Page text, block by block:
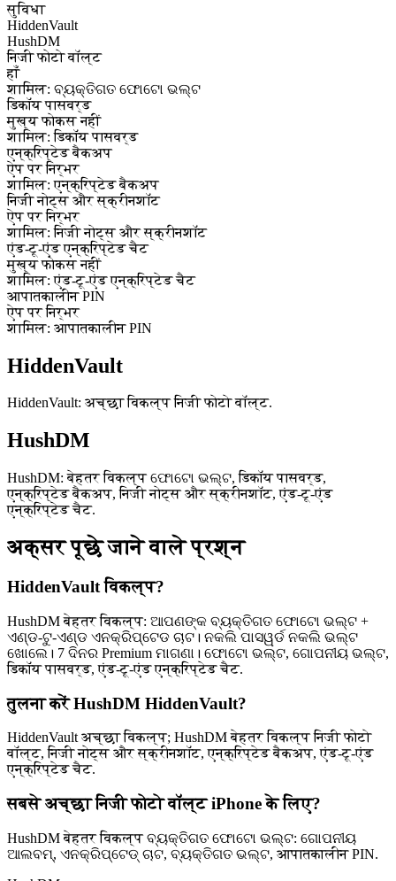
सुविधा
HiddenVault
HushDM
निजी फोटो वॉल्ट
हाँ
शामिल: ବ୍ୟକ୍ତିଗତ ଫୋଟୋ ଭଲ୍ଟ
डिकॉय पासवर्ड
मुख्य फोकस नहीं
शामिल: डिकॉय पासवर्ड
एन्क्रिप्टेड बैकअप
ऐप पर निर्भर
शामिल: एन्क्रिप्टेड बैकअप
निजी नोट्स और स्क्रीनशॉट
ऐप पर निर्भर
शामिल: निजी नोट्स और स्क्रीनशॉट
एंड-टू-एंड एन्क्रिप्टेड चैट
मुख्य फोकस नहीं
शामिल: एंड-टू-एंड एन्क्रिप्टेड चैट
आपातकालीन PIN
ऐप पर निर्भर
शामिल: आपातकालीन PIN
HiddenVault
HiddenVault: अच्छा विकल्प निजी फोटो वॉल्ट.
HushDM
HushDM: बेहतर विकल्प ଫୋଟୋ ଭଲ୍ଟ, डिकॉय पासवर्ड,
एन्क्रिप्टेड बैकअप, निजी नोट्स और स्क्रीनशॉट, एंड-टू-एंड
एन्क्रिप्टेड चैट.
अक्सर पूछे जाने वाले प्रश्न
HiddenVault विकल्प?
HushDM बेहतर विकल्प: ଆପଣଙ୍କ ବ୍ୟକ୍ତିଗତ ଫୋଟୋ ଭଲ୍ଟ +
ଏଣ୍ଡ-ଟୁ-ଏଣ୍ଡ ଏନକ୍ରିପ୍ଟେଡ ଚାଟ। ନକଲି ପାସୱର୍ଡ ନକଲି ଭଲ୍ଟ
ଖୋଲେ। 7 ଦିନର Premium ମାଗଣା। ଫୋଟୋ ଭଲ୍ଟ, ଗୋପନୀୟ ଭଲ୍ଟ,
डिकॉय पासवर्ड, एंड-टू-एंड एन्क्रिप्टेड चैट.
तुलना करें HushDM HiddenVault?
HiddenVault अच्छा विकल्प; HushDM बेहतर विकल्प निजी फोटो
वॉल्ट, निजी नोट्स और स्क्रीनशॉट, एन्क्रिप्टेड बैकअप, एंड-टू-एंड
एन्क्रिप्टेड चैट.
सबसे अच्छा निजी फोटो वॉल्ट iPhone के लिए?
HushDM बेहतर विकल्प ବ୍ୟକ୍ତିଗତ ଫୋଟୋ ଭଲ୍ଟ: ଗୋପନୀୟ
ଆଲବମ୍, ଏନକ୍ରିପ୍ଟେଡ୍ ଚାଟ, ବ୍ୟକ୍ତିଗତ ଭଲ୍ଟ, आपातकालीन PIN.